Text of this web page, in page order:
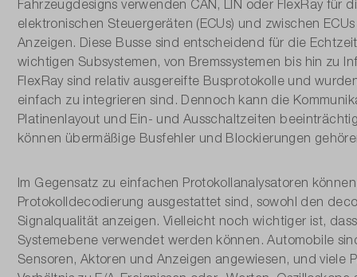
Fahrzeugdesigns verwenden CAN, LIN oder FlexRay für
elektronischen Steuergeräten (ECUs) und zwischen
Anzeigen. Diese Busse sind entscheidend für die
wichtigen Subsystemen, von Bremssystemen bis hin zu
FlexRay sind relativ ausgereifte Busprotokolle und
einfach zu integrieren sind. Dennoch kann die
Platinenlayout und Ein- und Ausschaltzeiten
können übermäßige Busfehler und Blockierungen
Im Gegensatz zu einfachen Protokollanalysatoren
Protokolldecodierung ausgestattet sind, sowohl den
Signalqualität anzeigen. Vielleicht noch wichtiger ist,
Systemebene verwendet werden können. Automobile
Sensoren, Aktoren und Anzeigen angewiesen, und viele